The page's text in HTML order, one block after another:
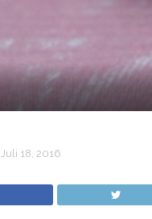
Juli 18, 2016